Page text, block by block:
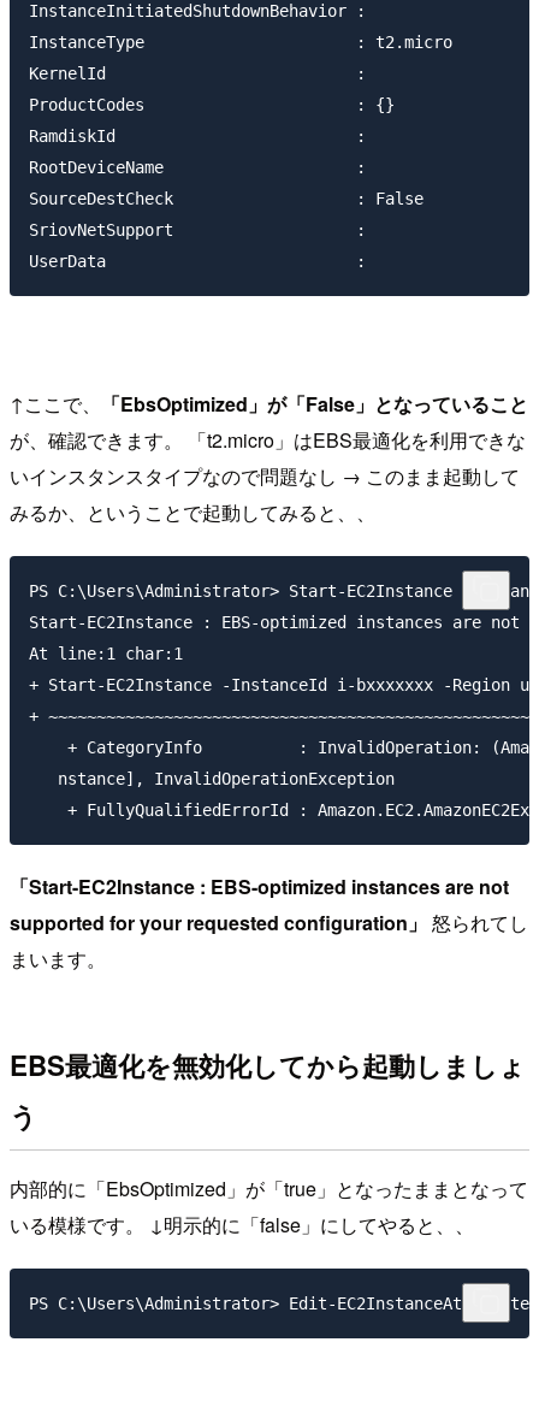
InstanceInitiatedShutdownBehavior :
InstanceType                      : t2.micro
KernelId                          :
ProductCodes                      : {}
RamdiskId                         :
RootDeviceName                    :
SourceDestCheck                   : False
SriovNetSupport                   :
↑ここで、
「EbsOptimized」が「False」となっていること
が、確認できます。 「t2.micro」はEBS最適化を利用できな
いインスタンスタイプなので問題なし → このまま起動して
みるか、ということで起動してみると、、
PS C:\Users\Administrator> Start-EC2Instance -
Start-EC2Instance : EBS-optimized instances are
At line:1 char:1
+ Start-EC2Instance -InstanceId i-bxxxxxxx -Region
+
+ CategoryInfo          : InvalidOperation:
   nstance], InvalidOperationException
「Start-EC2Instance : EBS-optimized instances are not
supported for your requested configuration」 怒られてし
まいます。
EBS最適化を無効化してから起動しましょ
う
内部的に「EbsOptimized」が「true」となったままとなって
いる模様です。 ↓明示的に「false」にしてやると、、